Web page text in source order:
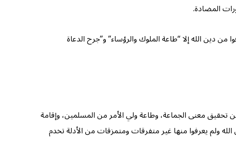
المضادة.
من دين الله إلا “طاعة الملوك والرؤساء” و”جرح الدعاة
تحقيق معنى الجماعة، وطاعة ولي الأمر من المسلمين، وإقامة
الله ولم يعرفوا منها غير متفرقات ومتمزقات من الأدلة تخدم